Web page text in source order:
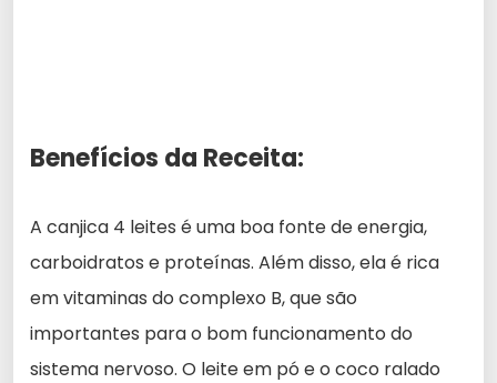
Benefícios da Receita:
A canjica 4 leites é uma boa fonte de energia,
carboidratos e proteínas. Além disso, ela é rica
em vitaminas do complexo B, que são
importantes para o bom funcionamento do
sistema nervoso. O leite em pó e o coco ralado